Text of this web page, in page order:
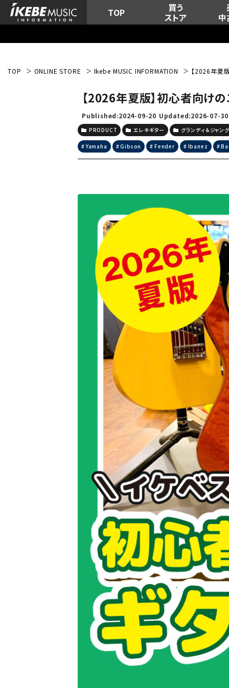
TOP
買う
ストア
TOP ONLINE STORE Ikebe MUSIC INFORMATION 【2026年夏
【2026年夏版】初心者向け
Published:2024-09-20 Updated:2026-07-30
PRODUCT エレキギター グランディ＆ジャン
Yamaha Gibson Fender Ibanez